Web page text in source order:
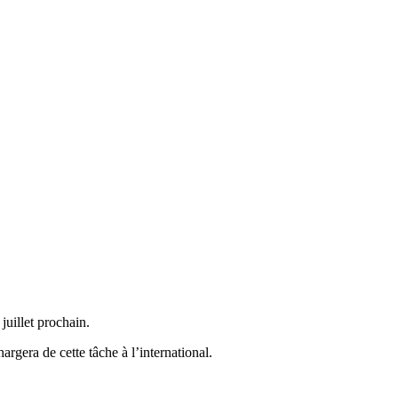
juillet prochain.
de cette tâche à l’international.